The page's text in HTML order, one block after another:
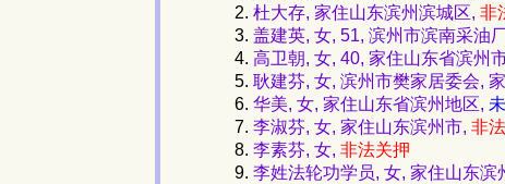
杜大存, 家住山东滨州滨城区, 非
盖建英, 女, 51, 滨州市滨南采油
高卫朝, 女, 40, 家住山东省滨州
耿建芬, 女, 滨州市樊家居委会,
华美, 女, 家住山东省滨州地区,
李淑芬, 女, 家住山东滨州市, 非
李素芬, 女, 非法关押
李姓法轮功学员, 女, 家住山东滨